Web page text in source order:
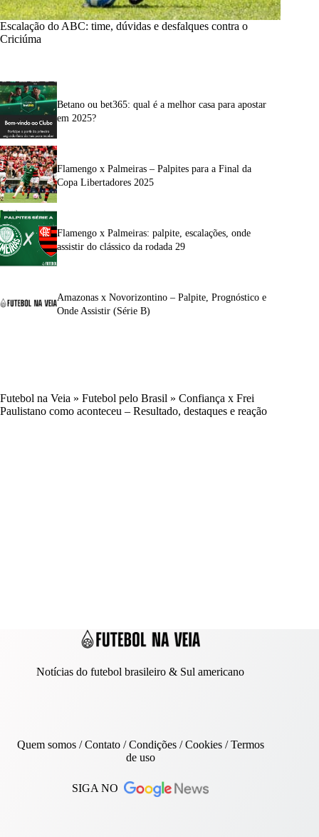
Escalação do ABC: time, dúvidas e desfalques contra o
Criciúma
Betano ou bet365: qual é a melhor casa para apostar
em 2025?
Flamengo x Palmeiras – Palpites para a Final da
Copa Libertadores 2025
Flamengo x Palmeiras: palpite, escalações, onde
assistir do clássico da rodada 29
Amazonas x Novorizontino – Palpite, Prognóstico e
Onde Assistir (Série B)
Futebol na Veia » Futebol pelo Brasil » Confiança x Frei
Paulistano como aconteceu – Resultado, destaques e reação
Notícias do futebol brasileiro & Sul americano
Quem somos/Contato/ Condições /Cookies/Termos
de uso
SIGA NO